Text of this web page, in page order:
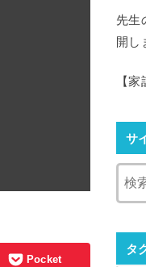
Pocket
先生
開し
【
サ
タ